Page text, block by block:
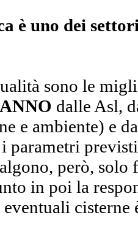
è uno dei
sono le
dalle Asl,
e ambiente) e
parametri
però,
in poi la
cisterne